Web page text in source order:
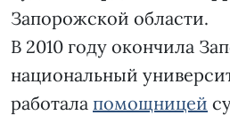
Запорожской области.
В 2010 году окончила
национальный
работала помощницей